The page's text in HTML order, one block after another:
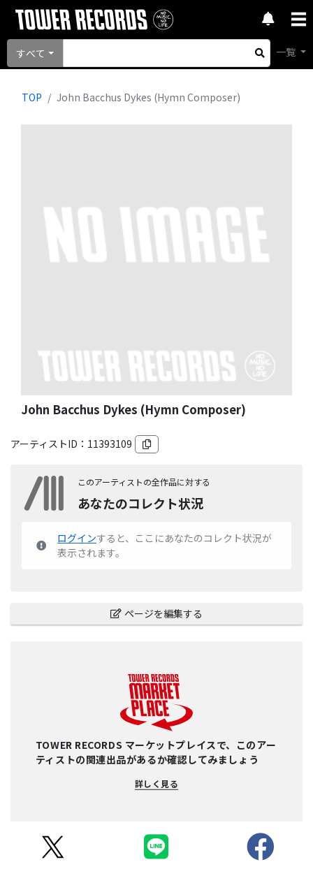
すべて 一覧
TOP John Bacchus Dykes (Hymn Composer)
John Bacchus Dykes (Hymn Composer)
アーティストID： 11393109
このアーティストの全作品に対する
あなたのコレクト状況
ログインすると、ここにあなたのコレクト状況が
表示されます。
ページを編集する
TOWER RECORDS マーケットプレイスで、このアー
ティストの関連出品があるか確認してみましょう
詳しく見る